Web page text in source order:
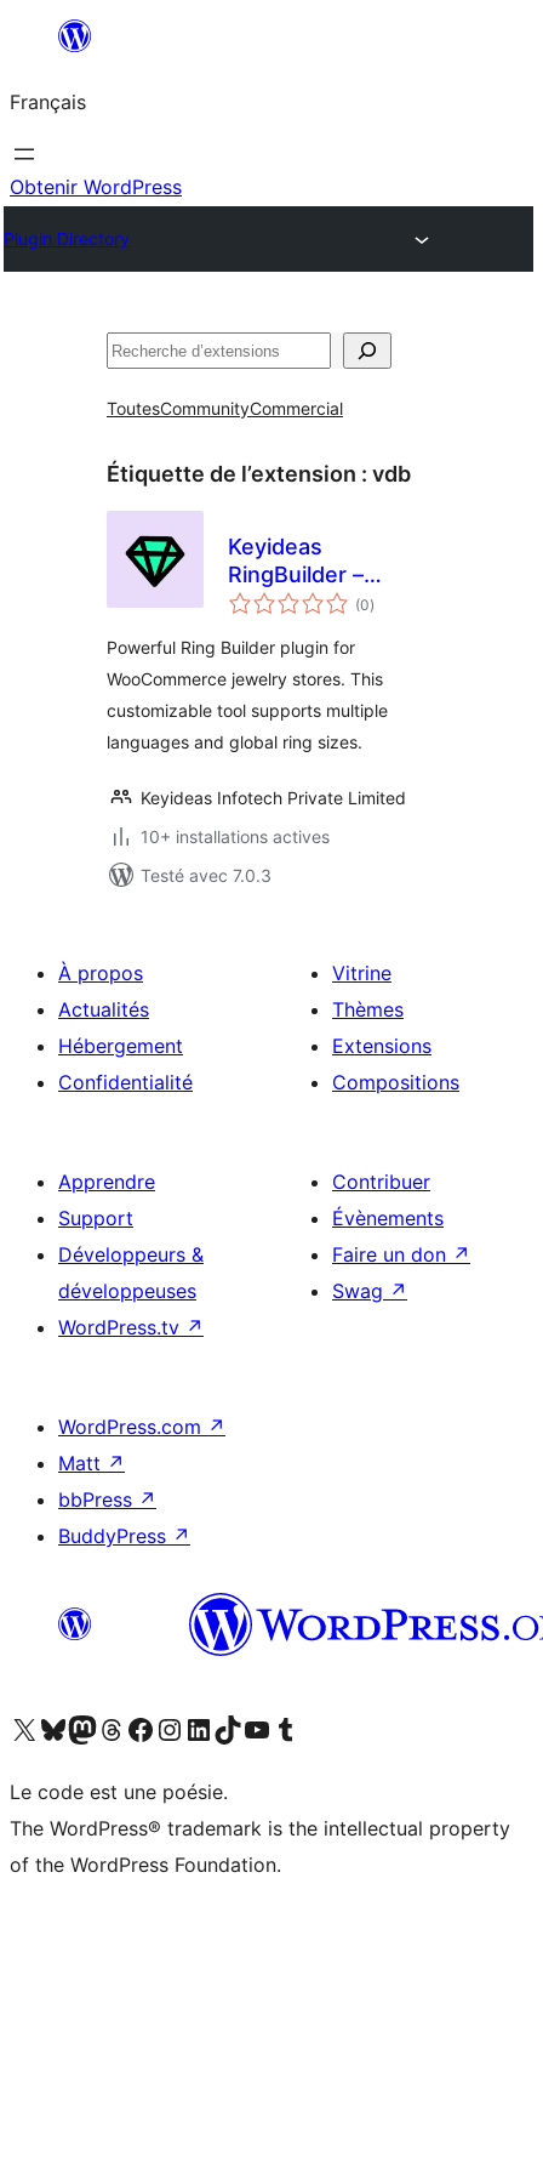
contenu
Français
Obtenir WordPress
Plugin Directory
Rechercher
ToutesCommunityCommercial
Étiquette de l’extension : vdb
Keyideas
RingBuilder –
Jewelry
(0notes
en
)
Powerful Ring Builder plugin for
WooCommerce jewelry stores. This
customizable tool supports multiple
languages and global ring sizes.
Keyideas Infotech Private Limited
10+ installations actives
Testé avec 7.0.3
À propos
Actualités
Hébergement
Confidentialité
Vitrine
Thèmes
Extensions
Compositions
Apprendre
Support
Développeurs &
développeuses
WordPress.tv ↗
Contribuer
Évènements
Faire un don ↗
Swag ↗
WordPress.com ↗
Matt ↗
bbPress ↗
BuddyPress ↗
Visitez notre compte X (précédemment Twitter)
Visiter notre compte Bluesky
Visiter notre compte Mastodon
Visiter notre compte Threads
Consulter notre compte Facebook
Consulter notre compte Instagram
Consulter notre compte LinkedIn
Visiter notre compte TokTok
Visiter notre chaîne YouTube
Visiter notre compte Tumblr
Le code est une poésie.
The WordPress® trademark is the intellectual property
of the WordPress Foundation.